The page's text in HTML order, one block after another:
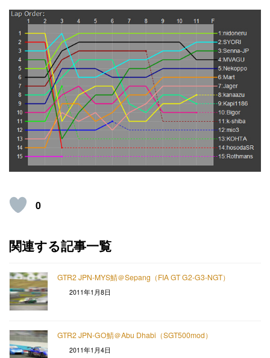
0
関連する記事一覧
GTR2 JPN-MYS鯖＠Sepang（FIA GT G2-G3-NGT）
2011年1月8日
GTR2 JPN-GO鯖＠Abu Dhabi（SGT500mod）
2011年1月4日